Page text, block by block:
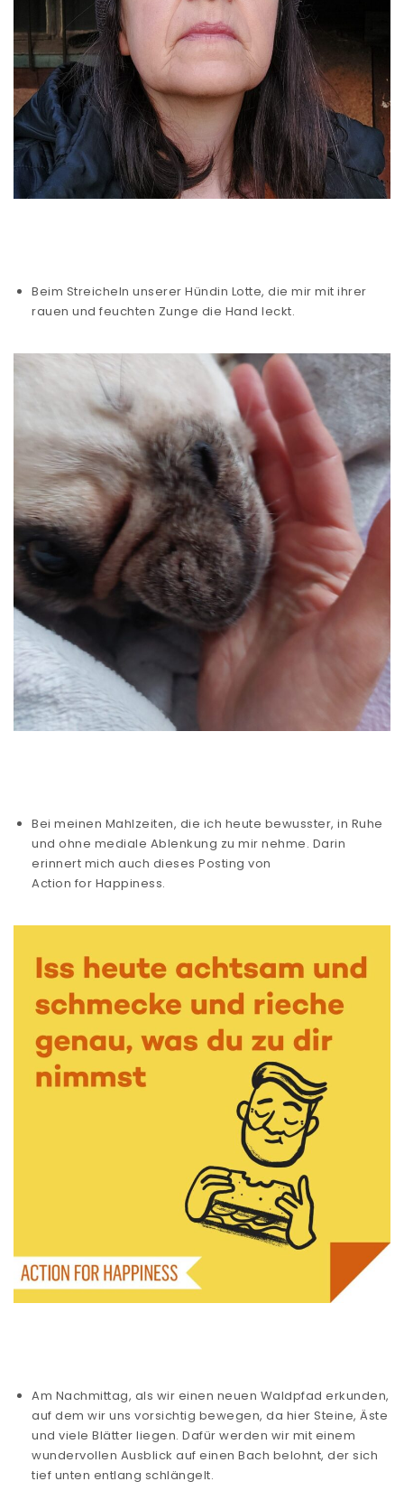
Beim Streicheln unserer Hündin Lotte, die mir mit ihrer
rauen und feuchten Zunge die Hand leckt.
Bei meinen Mahlzeiten, die ich heute bewusster, in Ruhe
und ohne mediale Ablenkung zu mir nehme. Darin
erinnert mich auch dieses Posting von
Action for Happiness.
Am Nachmittag, als wir einen neuen Waldpfad erkunden,
auf dem wir uns vorsichtig bewegen, da hier Steine, Äste
und viele Blätter liegen. Dafür werden wir mit einem
wundervollen Ausblick auf einen Bach belohnt, der sich
tief unten entlang schlängelt.